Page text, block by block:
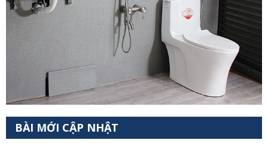
BÀI MỚI CẬP NHẬT